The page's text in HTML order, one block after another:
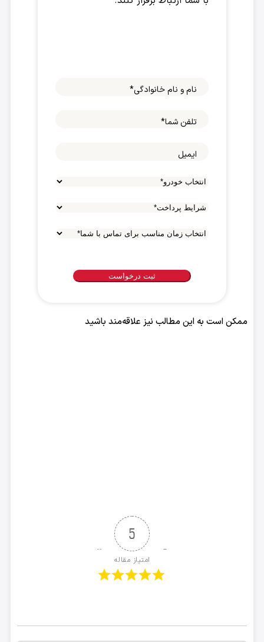
نام و نام خانوادگی*
تلفن شما*
ایمیل
شرایط
پرداخت
انتخاب
مناسب
برای
شما*
ممکن است به این مطالب نیز علاقه‌مند باشید
5
امتیاز مقاله